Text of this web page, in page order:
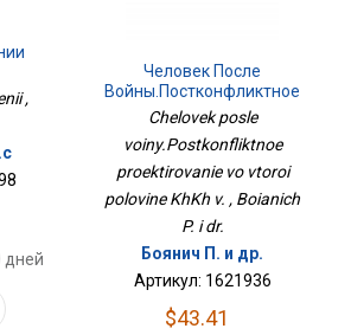
,
дней
Человек После
Войны.Постконфликтное
Проектирование Во
Второй Половине ХХ В.
Chelovek posle
voiny.Postkonfliktnoe
proektirovanie vo vtoroi
polovine KhKh v. , Boianich
P. i dr.
Боянич П. и др.
Артикул: 1621936
$43.41